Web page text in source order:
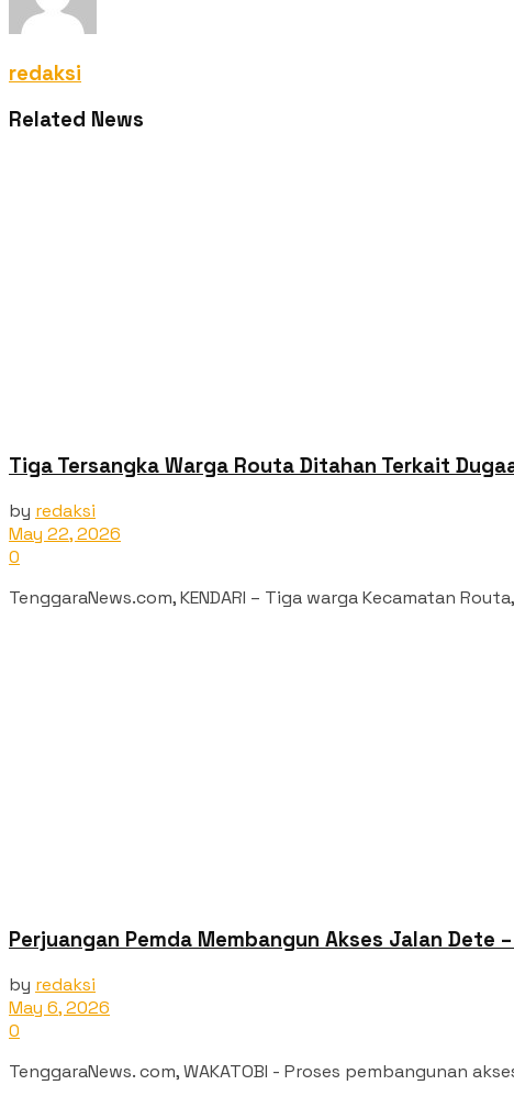
redaksi
Related News
Tiga Tersangka Warga Routa Ditahan Terkait
by redaksi
May 22, 2026
0
TenggaraNews.com, KENDARI – Tiga warga Kecamatan
Perjuangan Pemda Membangun Akses Jalan Dete
by redaksi
May 6, 2026
0
TenggaraNews. com, WAKATOBI - Proses pembangunan